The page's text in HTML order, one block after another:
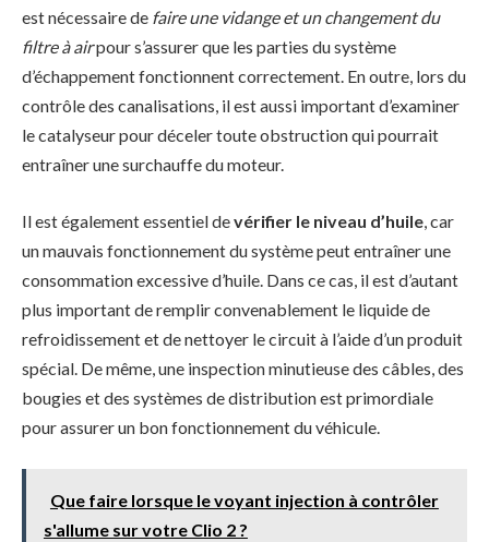
est nécessaire de faire une vidange et un changement du
filtre à airpour s’assurer que les parties du système
d’échappement fonctionnent correctement. En outre, lors du
contrôle des canalisations, il est aussi important d’examiner
le catalyseur pour déceler toute obstruction qui pourrait
entraîner une surchauffe du moteur.
Il est également essentiel devérifier le niveau d’huile, car
un mauvais fonctionnement du système peut entraîner une
consommation excessive d’huile. Dans ce cas, il est d’autant
plus important de remplir convenablement le liquide de
refroidissement et de nettoyer le circuit à l’aide d’un produit
spécial. De même, une inspection minutieuse des câbles, des
bougies et des systèmes de distribution est primordiale
pour assurer un bon fonctionnement du véhicule.
Que faire lorsque le voyant injection à contrôler
s'allume sur votre Clio 2 ?